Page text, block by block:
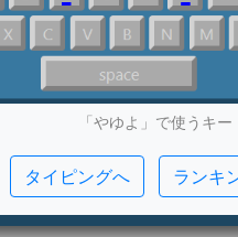
「やゆよ」で使うキー
タイピングへ ランキ